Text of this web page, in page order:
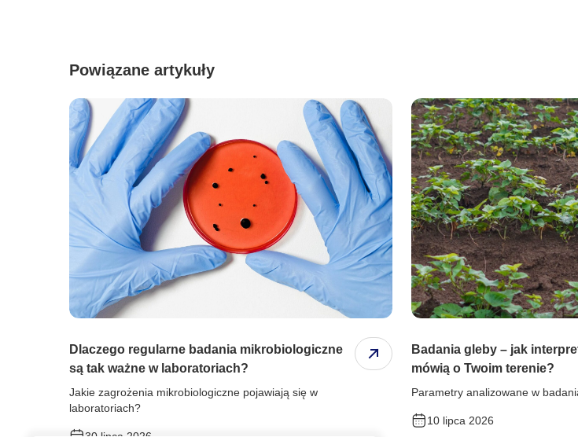
Powiązane artykuły
Dlaczego regularne badania mikrobiologiczne
są tak ważne w laboratoriach?
Jakie zagrożenia mikrobiologiczne pojawiają się w
laboratoriach?
Badania gleby – jak
mówią o Twoim terenie?
Parametry analizowane w
10 lipca 2026
Wyrażam zgodę na przetwarzanie moich danych osobowych zgodnie z
odpowiedzi na zapytanie wysłane przez formularz kontaktowy... (czytaj dalej)
Nieklasyfikowane pliki cookie, to pliki, które są w procesie
Odrzuć Zapisz moje preferencje